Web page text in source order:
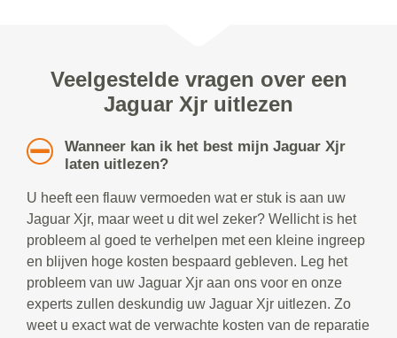
Veelgestelde vragen over een
Jaguar Xjr uitlezen
Wanneer kan ik het best mijn Jaguar Xjr
laten uitlezen?
U heeft een flauw vermoeden wat er stuk is aan uw
Jaguar Xjr, maar weet u dit wel zeker? Wellicht is het
probleem al goed te verhelpen met een kleine ingreep
en blijven hoge kosten bespaard gebleven. Leg het
probleem van uw Jaguar Xjr aan ons voor en onze
experts zullen deskundig uw Jaguar Xjr uitlezen. Zo
weet u exact wat de verwachte kosten van de reparatie